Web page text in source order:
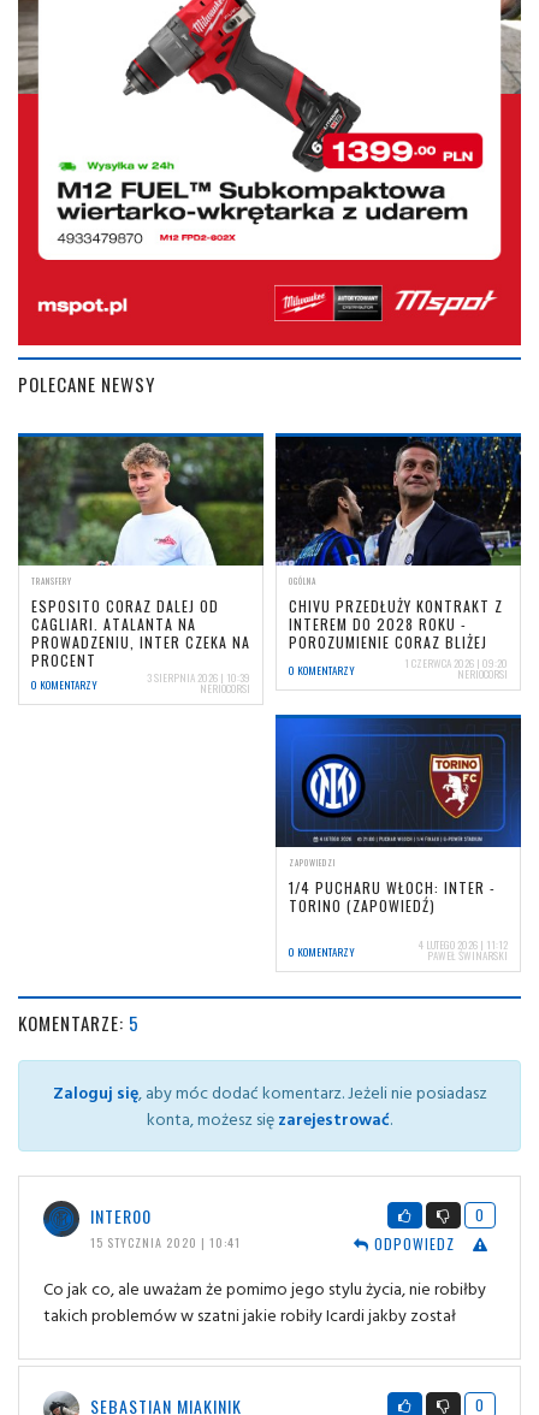
POLECANE NEWSY
TRANSFERY
ESPOSITO CORAZ DALEJ OD
CAGLIARI. ATALANTA NA
PROWADZENIU, INTER CZEKA NA
PROCENT
0 KOMENTARZY 3 SIERPNIA 2026 | 10:39
NERIOCORSI
OGÓLNA
CHIVU PRZEDŁUŻY KONTRAKT Z
INTEREM DO 2028 ROKU -
POROZUMIENIE CORAZ BLIŻEJ
0 KOMENTARZY 1 CZERWCA 2026 | 09:20
NERIOCORSI
ZAPOWIEDZI
1/4 PUCHARU WŁOCH: INTER -
TORINO (ZAPOWIEDŹ)
0 KOMENTARZY 4 LUTEGO 2026 | 11:12
PAWEŁ ŚWINARSKI
KOMENTARZE: 5
Zaloguj się, aby móc dodać komentarz. Jeżeli nie posiadasz
konta, możesz sięzarejestrować.
INTER00
15 STYCZNIA 2020 | 10:41
0
ODPOWIEDZ
Co jak co, ale uważam że pomimo jego stylu życia, nie robiłby
takich problemów w szatni jakie robiły Icardi jakby został
SEBASTIAN MIAKINIK 0